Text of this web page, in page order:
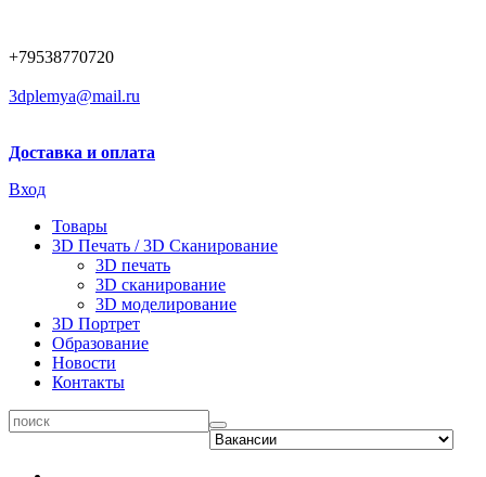
+79538770720
3dplemya@mail.ru
Доставка и оплата
Вход
Товары
3D Печать / 3D Сканирование
3D печать
3D сканирование
3D моделирование
3D Портрет
Образование
Новости
Контакты